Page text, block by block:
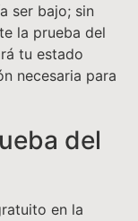
ser bajo; sin
la prueba del
tu estado
necesaria para
del
en la